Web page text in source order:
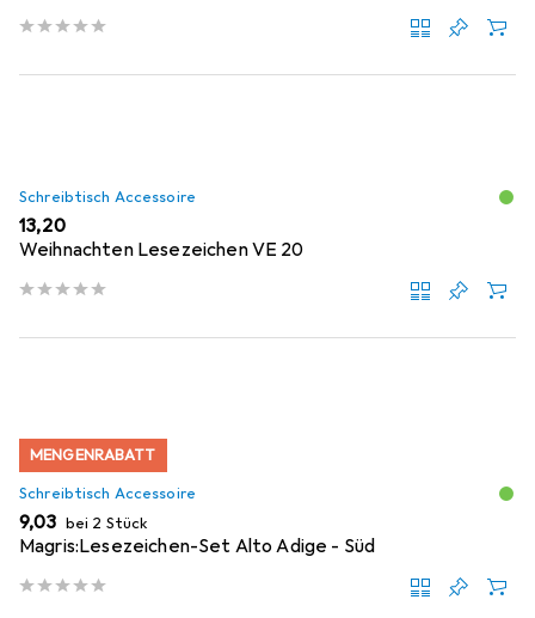
Schreibtisch Accessoire
EUR
13,20
Weihnachten Lesezeichen VE 20
MENGENRABATT
Schreibtisch Accessoire
EUR
9,03 bei 2 Stück
Magris:Lesezeichen-Set Alto Adige - Süd